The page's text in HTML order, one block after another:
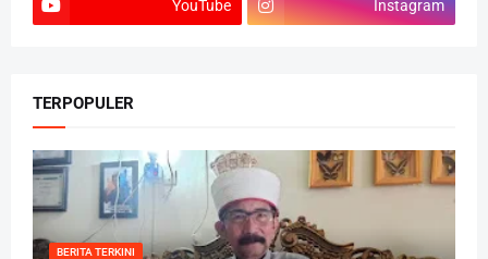
YouTube Instagram
TERPOPULER
BERITA TERKINI